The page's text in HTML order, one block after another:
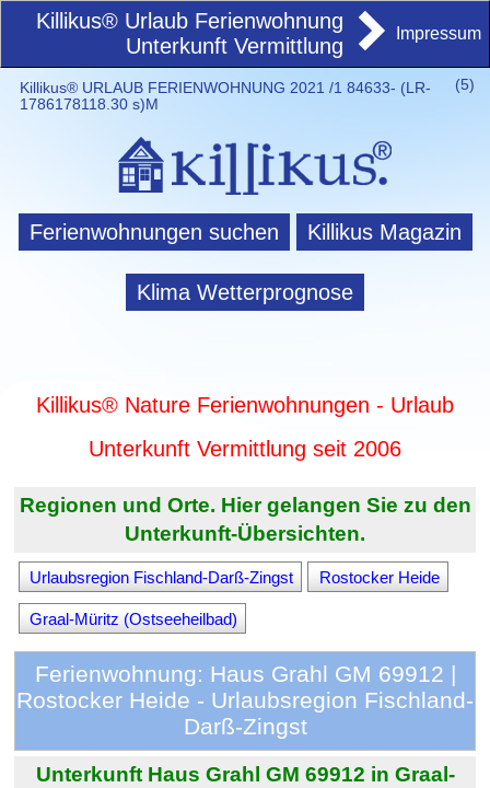
Killikus® Urlaub Ferienwohnung
Unterkunft Vermittlung
Impressum
(5)
Killikus® URLAUB FERIENWOHNUNG 2021 /1 84633- (LR-
1786178118.30 s)M
Ferienwohnungen suchen Killikus Magazin
Klima Wetterprognose
Killikus® Nature Ferienwohnungen - Urlaub
Unterkunft Vermittlung seit 2006
Regionen und Orte. Hier gelangen Sie zu den
Unterkunft-Übersichten.
Urlaubsregion Fischland-Darß-Zingst Rostocker Heide
Graal-Müritz (Ostseeheilbad)
Ferienwohnung: Haus Grahl GM 69912 |
Rostocker Heide - Urlaubsregion Fischland-
Darß-Zingst
Unterkunft Haus Grahl GM 69912 in Graal-